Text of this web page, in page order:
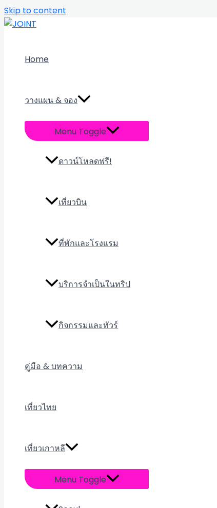
Skip to content
Home
วางแผน & จอง
Menu Toggle
ดาวน์โหลดฟรี!
เที่ยวบิน
ที่พักและโรงแรม
บริการจำเป็นในทริป
กิจกรรมและทัวร์
คู่มือ & บทความ
เที่ยวไทย
เที่ยวเกาหลี
Menu Toggle